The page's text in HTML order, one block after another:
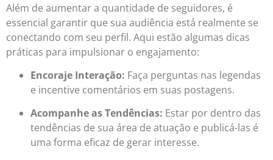
Além de aumentar a quantidade de seguidores, é
essencial garantir que sua audiência está realmente se
conectando com seu perfil. Aqui estão algumas dicas
práticas para impulsionar o engajamento:
Encoraje Interação: Faça perguntas nas legendas
e incentive comentários em suas postagens.
Acompanhe as Tendências: Estar por dentro das
tendências de sua área de atuação e publicá-las é
uma forma eficaz de gerar interesse.